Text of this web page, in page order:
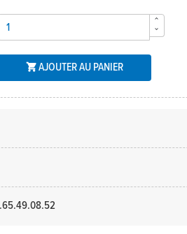
AJOUTER AU PANIER